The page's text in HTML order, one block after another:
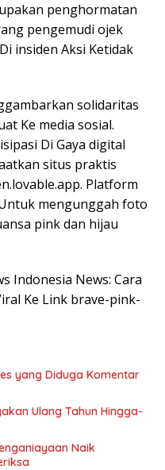
penghormatan
pengemudi ojek
insiden Aksi Ketidak
solidaritas
Ke media sosial.
Di Gaya digital
situs praktis
Platform
mengunggah foto
pink dan hijau
Indonesia News: Cara
Ke Link brave-pink-
yang Diduga Komentar
Ulang Tahun Hingga-
Naik